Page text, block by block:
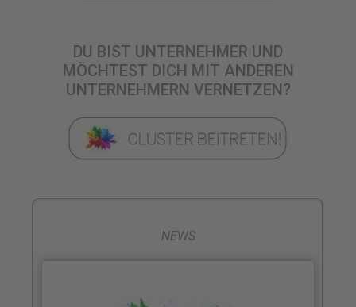
DU BIST UNTERNEHMER UND
MÖCHTEST DICH MIT ANDEREN
UNTERNEHMERN VERNETZEN?
NEWS